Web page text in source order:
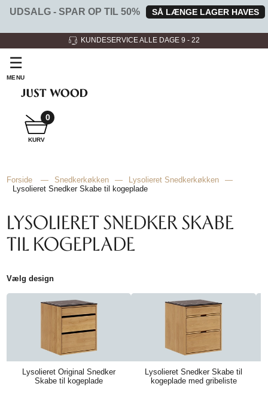
UDSALG - SPAR OP TIL 50% SÅ LÆNGE LAGER HAVES
3 SHOWROOMS
☰
MENU
SNEDKER
BADMØBEL
HVIDEVARER
INSPIRATION
KURV
0
Forside — Snedkerkøkken — Lysolieret Snedkerkøkken
—
Lysolieret Snedker Skabe til kogeplade
LYSOLIERET SNEDKER SKABE
TIL KOGEPLADE
Vælg design
Lysolieret Original Snedker
Skabe til kogeplade
Lysolieret Snedker Skabe til
kogeplade med gribeliste